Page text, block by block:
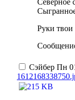
Северное
Руки твои
Сэйбер Пн